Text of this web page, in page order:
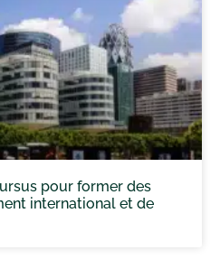
pour former des
international et de